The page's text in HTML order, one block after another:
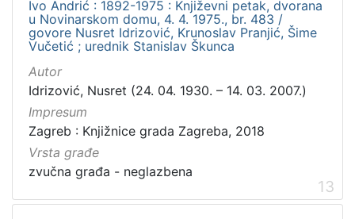
Ivo Andrić : 1892-1975 : Književni petak, dvorana
u Novinarskom domu, 4. 4. 1975., br. 483 /
govore Nusret Idrizović, Krunoslav Pranjić, Šime
Vučetić ; urednik Stanislav Škunca
Autor
Idrizović, Nusret (24. 04. 1930. – 14. 03. 2007.)
Impresum
Zagreb : Knjižnice grada Zagreba, 2018
Vrsta građe
zvučna građa - neglazbena
13